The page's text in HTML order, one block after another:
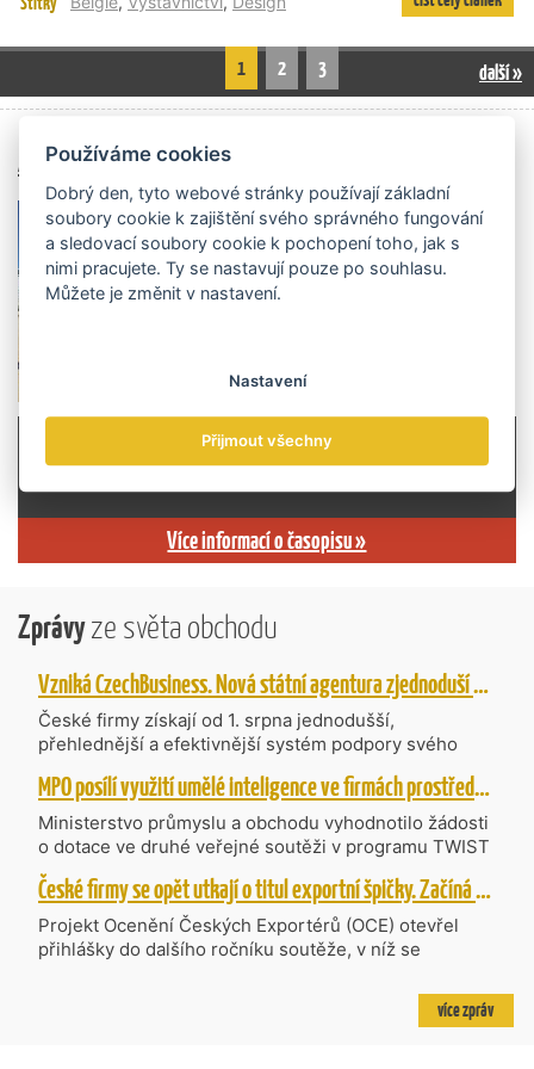
1 2 3 další »
Archiv čísel
Více informací o časopisu »
Zprávyze světa obchodu
Vzniká CzechBusiness. Nová státní agentura zjednoduší podporu českých firem
České firmy získají od 1. srpna jednodušší,
přehlednější a efektivnější systém podpory svého
CzechBusiness, která propojuje dosavadní
kompetence agentur CzechTrade a CzechInvest.
Firmám nabídne jednoho partnera pro rozvoj od
inovací až po zahraniční expanzi.
MPO posílí využití umělé inteligence ve firmách prostřednictvím 40 projektů z programu TWIST
Ministerstvo průmyslu a obchodu vyhodnotilo žádosti
o dotace ve druhé veřejné soutěži v programu TWIST
– Transfer, Výzkum, Vývoj a Inovace pro Strategické
Technologie, do které bylo podáno 318 návrhů
projektů požadujících dotaci o celkovém objemu 4,27
mld. Kč. Částkou 630 mil. Kč bude podpořeno čtyřicet
nejlépe hodnocených projektů zaměřených na
výzkum v oblasti umělé inteligence a její aplikace do
podnikových procesů a do vývoje nových produktů na
České firmy se opět utkají o titul exportní špičky. Začíná další ročník Ocenění Českých Exportérů
Projekt Ocenění Českých Exportérů (OCE) otevřel
přihlášky do dalšího ročníku soutěže, v níž se
Projekt dlouhodobě vyzdvihuje, podporuje a oceňuje
podniky, které úspěšně prosazují své produkty avíce zpráv
Používáme cookies
Dobrý den, tyto webové stránky používají základní
soubory cookie k zajištění svého správného fungování
a sledovací soubory cookie k pochopení toho, jak s
nimi pracujete. Ty se nastavují pouze po souhlasu.
Můžete je změnit v nastavení.
Nastavení
Přijmout všechny